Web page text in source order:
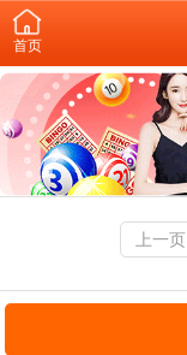
首页
上一页